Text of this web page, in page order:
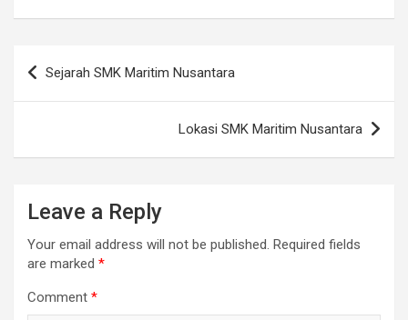
Post
navigation
Sejarah SMK Maritim Nusantara
Lokasi SMK Maritim Nusantara
Leave a Reply
Your email address will not be published. Required fields
are marked *
Comment *